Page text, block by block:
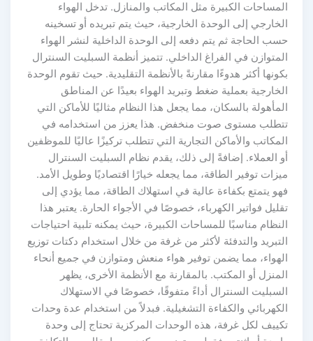
المساحات الكبيرة مثل المكاتب والمنازل. تدخل الهواء
الخارجي إلى الوحدة الخارجية، حيث يتم تبريده أو تسخينه
حسب الحاجة ثم يتم دفعه إلى الوحدة الداخلية لنشر الهواء
المتوازن في الفراغ الداخلي. تتميز أنظمة السبليت السنترال
بكونها أكثر هدوءًا مقارنةً بالأنظمة التقليدية. حيث تقوم الوحدة
الخارجية بعملية ضغط وتبريد الهواء بعيدًا عن المناطق
المأهولة بالسكان، مما يجعل هذا النظام مثاليًا للأماكن التي
تتطلب مستوى صوت منخفض. هذا يعزز من استخدامه في
المكاتب والأماكن التجارية التي تتطلب تركيزًا عاليًا للموظفين
أو العملاء. إضافةً إلى ذلك، يقدم نظام السبليت السنترال
ميزات توفير الطاقة، مما يجعله خيارًا اقتصاديًا وطويل الأمد.
فهو يتمتع بكفاءة عالية في استهلاك الطاقة، مما يؤدي إلى
تقليل فواتير الكهرباء، خصوصًا في الأجواء الحارة. يعتبر هذا
النظام مناسبًا للمساحات الكبيرة، حيث يمكنه تلبية احتياجات
التبريد والتدفئة لأكثر من غرفة من خلال استخدام دكتات توزيع
الهواء، مما يضمن توفير هواء منعش ومتوازن في جميع أنحاء
المنزل أو المكتب. بالمقارنة مع الأنظمة الأخرى، يظهر
السبليت السنترال أداءً متفوقًا، خصوصًا في الاستهلاك
الكهربائي والكفاءة التشغيلية. فبدلاً من استخدام عدة وحدات
تكييف لكل غرفة، هذه الوحدات المركزية تحتاج إلى وحدة